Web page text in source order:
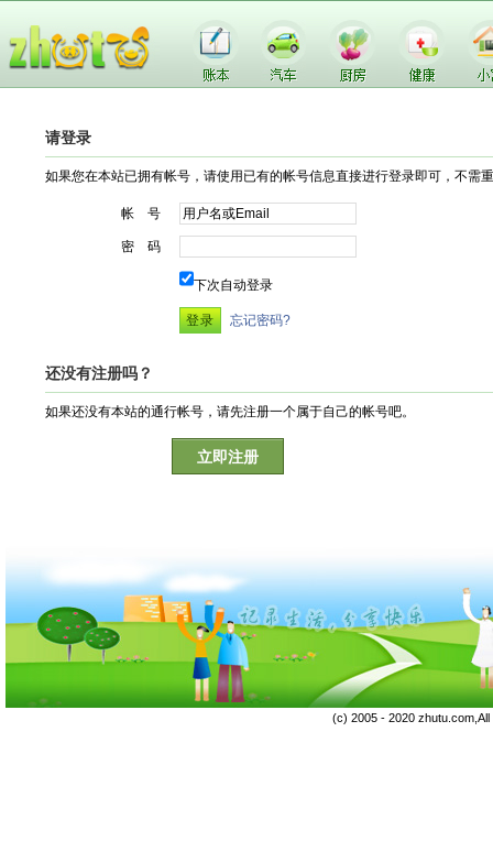
请登录
如果您在本站已拥有帐号，请使用已有的帐号信息直接进行登录即可，不需
帐 号
密 码
下次自动登录
忘记密码?
还没有注册吗？
如果还没有本站的通行帐号，请先注册一个属于自己的帐号吧。
立即注册
(c) 2005 - 2020